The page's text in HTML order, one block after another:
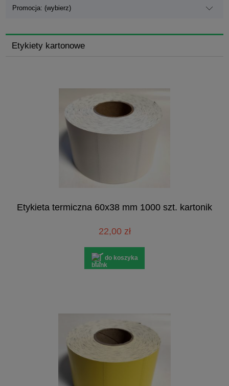
Promocja: (wybierz)
Etykiety kartonowe
Etykieta termiczna 60x38 mm 1000 szt. kartonik
22,00 zł
do koszyka